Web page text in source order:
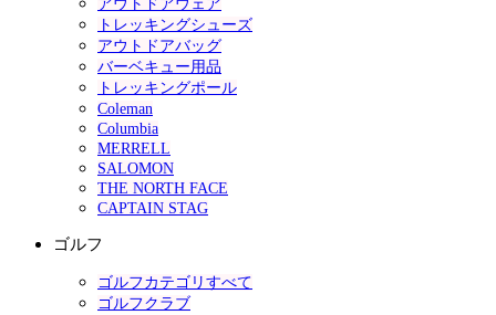
アウトドアウェア
トレッキングシューズ
アウトドアバッグ
バーベキュー用品
トレッキングポール
Coleman
Columbia
MERRELL
SALOMON
THE NORTH FACE
CAPTAIN STAG
ゴルフ
ゴルフカテゴリすべて
ゴルフクラブ